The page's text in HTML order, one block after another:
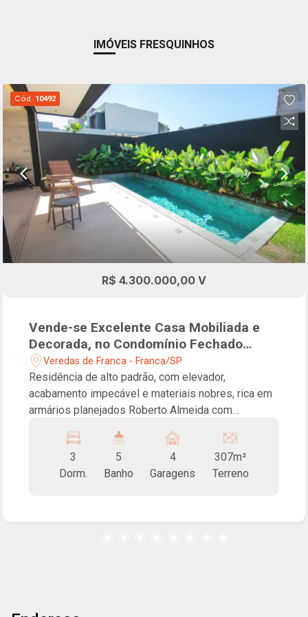
IMÓVEIS FRESQUINHOS
Cód. 10492
R$ 4.300.000,00 V
Vende-se Excelente Casa Mobiliada e
Decorada, no Condomínio Fechado
Veredas de Franca!
Veredas de Franca - Franca/SP
Residência de alto padrão, com elevador,
acabamento impecável e materiais nobres, rica em
armários planejados Roberto Almeida com
funcionalidade em cada detalhe. O imóvel conta
com 3 suítes, sendo a suíte master com closet,
além de banheiro social, lavabo, ampla sala inferior
persianas automatizadas e cortinas sob medida. A
3
Dorm.
5
Banho
4
Garagens
307m²
Terreno